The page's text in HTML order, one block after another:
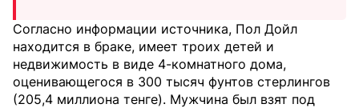
Согласно информации источника, Пол Дойл
находится в браке, имеет троих детей и
недвижимость в виде 4-комнатного дома,
оценивающегося в 300 тысяч фунтов стерлингов
(205,4 миллиона тенге). Мужчина был взят под